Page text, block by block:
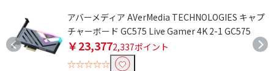
アバーメディア AVerMedia TECHNOLOGIES キャプ
チャーボード GC575 Live Gamer 4K 2-1 GC575
￥23,3772,337ポイント
☆☆☆☆☆